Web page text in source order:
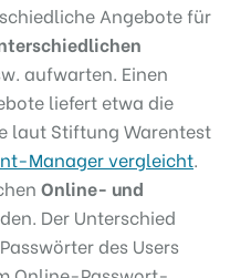
Angebote für
aufwarten. Einen
liefert etwa die
laut Stiftung Warentest
Manager vergleicht.
Online- und
Der Unterschied
des Users